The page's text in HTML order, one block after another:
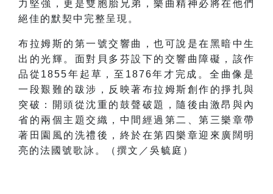
力堅強，更是雙胞胎兄弟，樂曲精神必將在他們
絕佳的默契中完整呈現。
布拉姆斯的第一號交響曲，也可說是在黑暗中生
出的光輝。面對貝多芬設下的交響曲障礙，該作
品從1855年起草，至1876年才完成。全曲像是
一段艱難的跋涉，反映著布拉姆斯創作的掙扎與
突破：開頭從沈重的鼓聲破題，隨後由激昂與內
省的兩個主題交織，中間經過第二、第三樂章帶
著田園風的洗禮後，終於在第四樂章迎來廣闊明
亮的法國號歌詠。（撰文／吳毓庭）